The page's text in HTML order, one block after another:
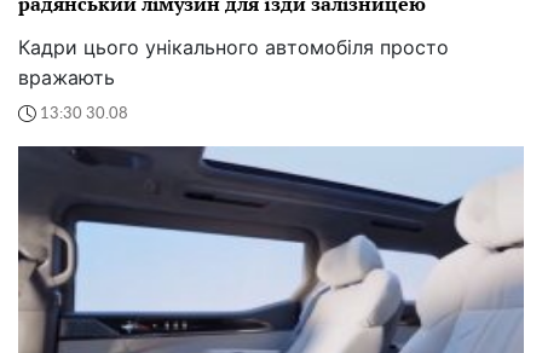
Кадри цього унікального автомобіля просто
вражають
13:30 30.08